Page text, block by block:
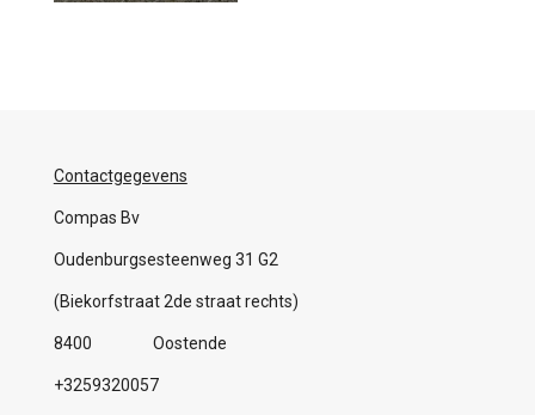
Contactgegevens
Compas Bv
Oudenburgsesteenweg 31 G2
(Biekorfstraat 2de straat rechts)
8400 Oostende
+3259320057